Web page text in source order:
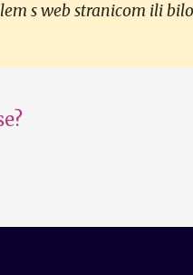
s web stranicom ili